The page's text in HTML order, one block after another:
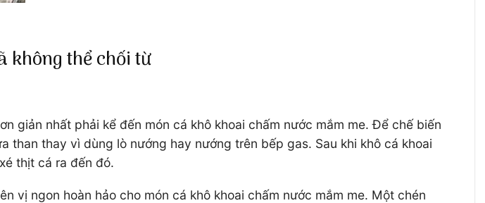
không thể chối từ
giản nhất phải kể đến món cá khô khoai chấm nước mắm me. Để chế biến
than thay vì dùng lò nướng hay nướng trên bếp gas. Sau khi khô cá khoai
thịt cá ra đến đó.
vị ngon hoàn hảo cho món cá khô khoai chấm nước mắm me. Một chén